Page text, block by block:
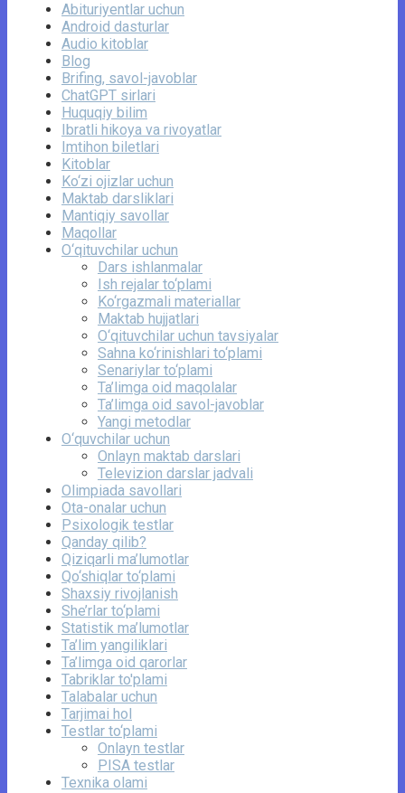
Abituriyentlar uchun
Android dasturlar
Audio kitoblar
Blog
Brifing, savol-javoblar
ChatGPT sirlari
Huquqiy bilim
Ibratli hikoya va rivoyatlar
Imtihon biletlari
Kitoblar
Ko‘zi ojizlar uchun
Maktab darsliklari
Mantiqiy savollar
Maqollar
O‘qituvchilar uchun
Dars ishlanmalar
Ish rejalar to‘plami
Ko‘rgazmali materiallar
Maktab hujjatlari
O‘qituvchilar uchun tavsiyalar
Sahna ko‘rinishlari to‘plami
Senariylar to‘plami
Ta’limga oid maqolalar
Ta’limga oid savol-javoblar
Yangi metodlar
O‘quvchilar uchun
Onlayn maktab darslari
Televizion darslar jadvali
Olimpiada savollari
Ota-onalar uchun
Psixologik testlar
Qanday qilib?
Qiziqarli ma’lumotlar
Qo‘shiqlar to‘plami
Shaxsiy rivojlanish
She’rlar to‘plami
Statistik ma’lumotlar
Ta’lim yangiliklari
Ta’limga oid qarorlar
Tabriklar to'plami
Talabalar uchun
Tarjimai hol
Testlar to‘plami
Onlayn testlar
PISA testlar
Texnika olami